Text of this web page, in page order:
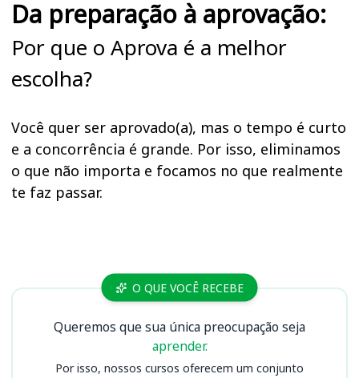
Da preparação à aprovação:
Por que o Aprova é a melhor
escolha?
Você quer ser aprovado(a), mas o tempo é curto
e a concorrência é grande. Por isso, eliminamos
o que não importa e focamos no que realmente
te faz passar.
Cursos PM ALO QUE VOCÊ RECEBE
Queremos que sua única preocupação seja
aprender.
Por isso, nossos cursos oferecem um conjunto